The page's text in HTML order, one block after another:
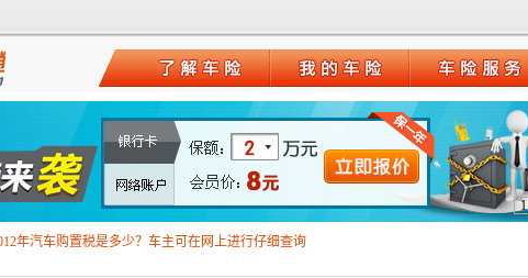
1
年汽车购置税是多少？车主可在网上进行仔细查询